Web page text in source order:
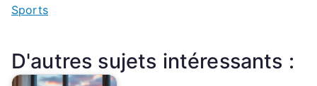
Sports
D'autres sujets intéressants :